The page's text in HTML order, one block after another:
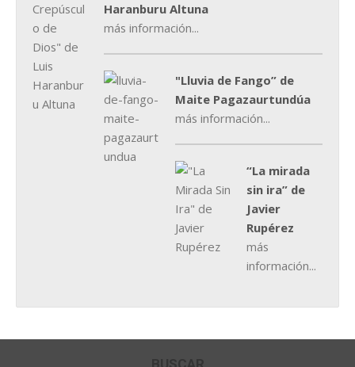
Haranburu Altuna
más información...
"Lluvia de Fango” de
Maite Pagazaurtundúa
más información...
“La mirada
sin ira” de
Javier
Rupérez
más
información...